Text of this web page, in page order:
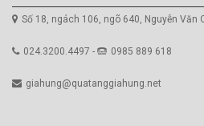
Số 18, ngách 106, ngõ 640, Nguyễn Văn
024.3200.4497 - 0985 889 618
giahung@quatanggiahung.net